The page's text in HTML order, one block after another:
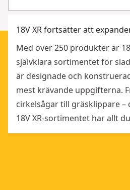
18V XR fortsätter att
Med över 250 produkter är
självklara sortimentet för
är designade och
mest krävande uppgifterna.
cirkelsågar till gräsklippare –
18V XR-sortimentet har allt